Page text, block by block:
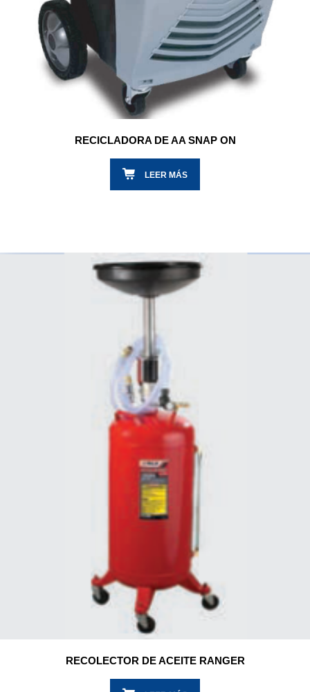
RECICLADORA DE AA SNAP ON
LEER MÁS
RECOLECTOR DE ACEITE RANGER